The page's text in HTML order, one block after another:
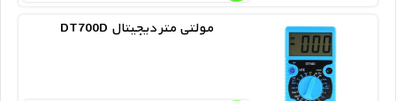
DT700D مولتی متر دیجیتال